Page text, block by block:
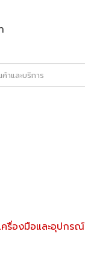
ครื่องมือและอุปกรณ์